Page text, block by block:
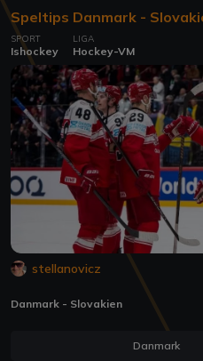
Speltips Danmark -
SPORT
Ishockey
LIGA
Hockey-VM
stellanovicz
Danmark - Slovakien
Danmark